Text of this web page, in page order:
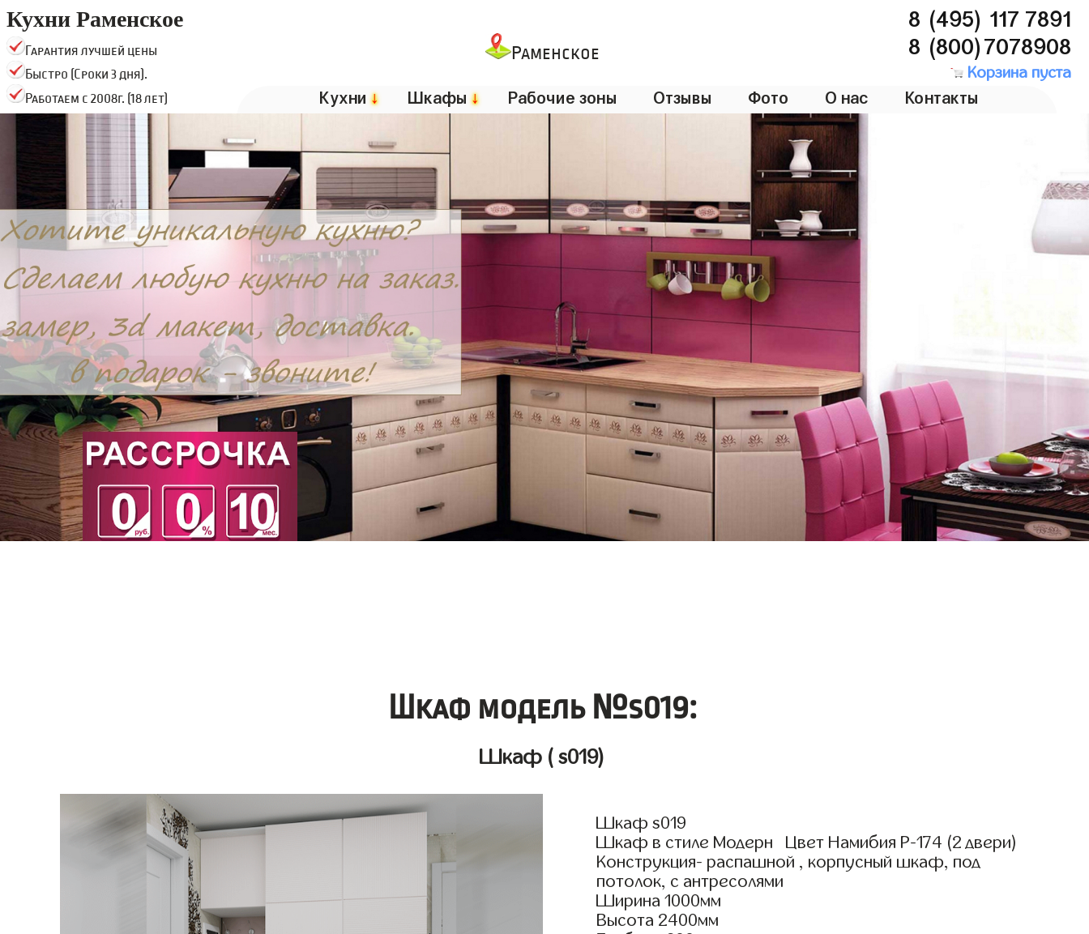
Кухни Раменское
Гарантия лучшей цены
Быстро (Сроки 3 дня).
Работаем с 2008г. (18 лет)
Раменское
8 (495) 117 7891
8 (800)7078908
Корзина пуста
Кухни↓ Шкафы↓ Рабочие зоны Отзывы Фото О нас Контакты
Шкаф модель №s019:
Шкаф ( s019)
Шкаф s019
Шкаф в стиле Модерн Цвет Намибия Р-174 (2 двери)
Конструкция- распашной , корпусный шкаф, под
потолок, с антресолями
Ширина 1000мм
Высота 2400мм